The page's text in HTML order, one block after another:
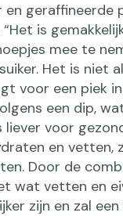
en geraffineerde
is
mee te
Het is niet
voor een piek
een dip,
voor
en vetten,
Door de
wat vetten en
zijn en zal